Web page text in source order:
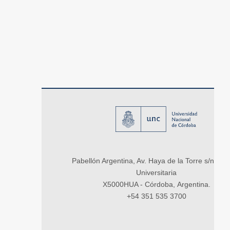
Pabellón Argentina, Av. Haya de la Torre s/n,
Universitaria
X5000HUA - Córdoba, Argentina.
+54 351 535 3700